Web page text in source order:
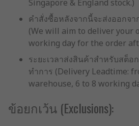
Singapore & England stock.)
คำสั่งซื้อหลังจากนี้จะส่งออกจ
(We will aim to deliver your
working day for the order
ระยะเวลาส่งสินค้าสำหรับสต็อ
ทำการ (Delivery Leadtime:
warehouse, 6 to 8 working
ข้อยกเว้น (Exclusions):